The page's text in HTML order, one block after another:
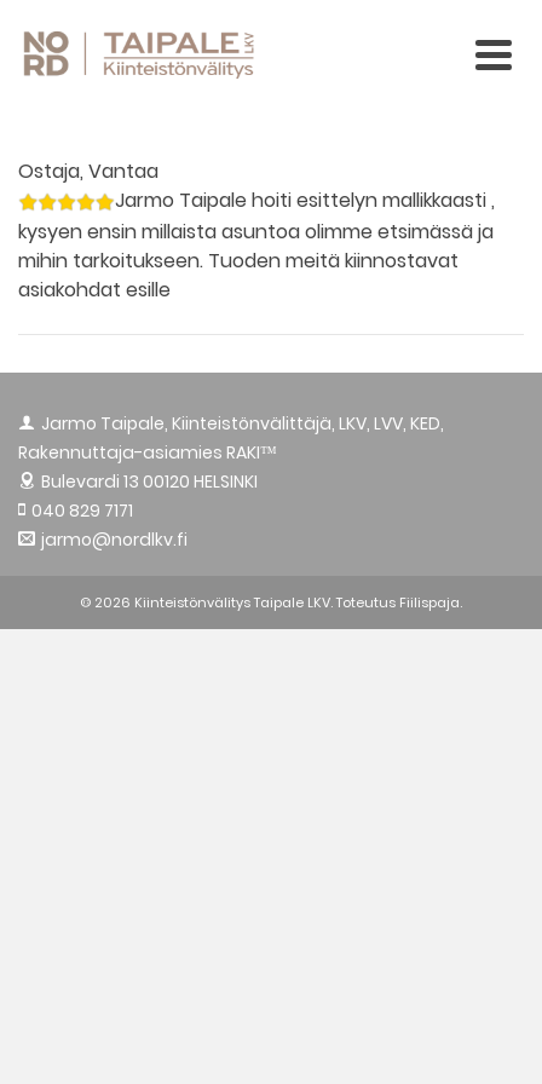
Ostaja, Vantaa
Jarmo Taipale hoiti esittelyn mallikkaasti ,
kysyen ensin millaista asuntoa olimme etsimässä ja
mihin tarkoitukseen. Tuoden meitä kiinnostavat
asiakohdat esille
Jarmo Taipale, Kiinteistönvälittäjä, LKV, LVV, KED,
Rakennuttaja-asiamies RAKI™
Bulevardi 13 00120 HELSINKI
040 829 7171
jarmo@nordlkv.fi
© 2026 Kiinteistönvälitys Taipale LKV. Toteutus Fiilispaja.